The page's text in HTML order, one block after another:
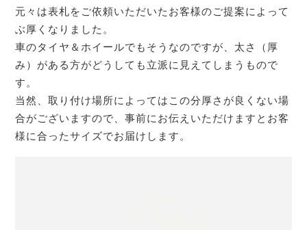
元々は表札をご依頼いただいたお客様のご提案によって
ぶ厚くなりました。
車のタイヤ＆ホイールでもそうなのですが、太さ（厚
み）がある方がどうしても立派に見えてしまうもので
す。
当然、取り付け場所によってはこの分厚さが良くない場
合がございますので、事前にお伝えいただけますとお客
様に合ったサイズでお届けします。